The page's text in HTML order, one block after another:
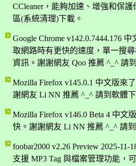
CCleaner，能夠加速、增強和保
區(系統清理)下載。
Google Chrome v142.0.7444.176
取網路時有更快的速度，單一搜
資訊。謝謝網友 Qoo 推薦 ^_^ 請
Mozilla Firefox v145.0.1 中文版來
謝網友 Li NN 推薦 ^_^ 請到軟體
Mozilla Firefox v146.0 Beta 4 中
快。謝謝網友 Li NN 推薦 ^_^ 請
foobar2000 v2.26 Preview 2025-
支援 MP3 Tag 與檔案管理功能，